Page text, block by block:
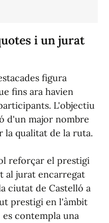
i un jurat
figura
fins ara havien
L'objectiu
d'un major nombre
la qualitat de la ruta.
reforçar el prestigi
al jurat encarregat
ciutat de Castelló a
prestigi en l'àmbit
contempla una